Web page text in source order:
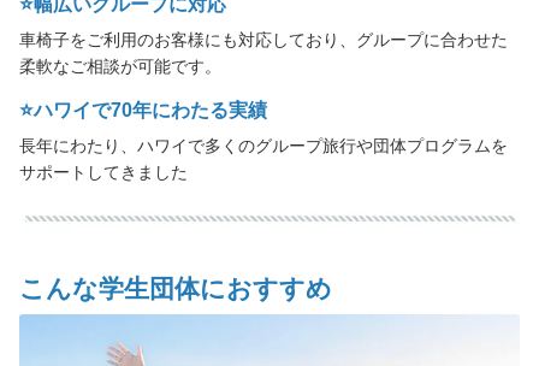
会社概要
プライバシーポリシー
よくある質問
言語
車椅子をご利用のお客様にも対応しており、グループに合わせた
柔軟なご相談が可能です。
⭐️ハワイで70年にわたる実績
長年にわたり、ハワイで多くのグループ旅行や団体プログラムを
サポートしてきました
こんな学生団体におすすめ